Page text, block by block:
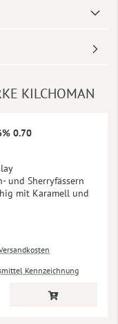
KILCHOMAN
0.70
und Sherryfässern
mit Karamell und
Kennzeichnung